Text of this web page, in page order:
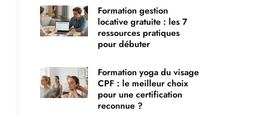
Formation gestion
locative gratuite : les 7
ressources pratiques
pour débuter
Formation yoga du visage
CPF : le meilleur choix
pour une certification
reconnue ?